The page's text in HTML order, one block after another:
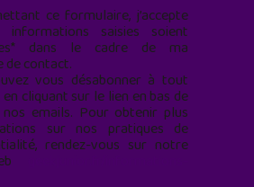
ce formulaire, j’accepte
saisies soient
dans le cadre de ma
de contact.
vous désabonner à tout
cliquant sur le lien en bas de
emails. Pour obtenir plus
sur nos pratiques de
rendez-vous sur notre